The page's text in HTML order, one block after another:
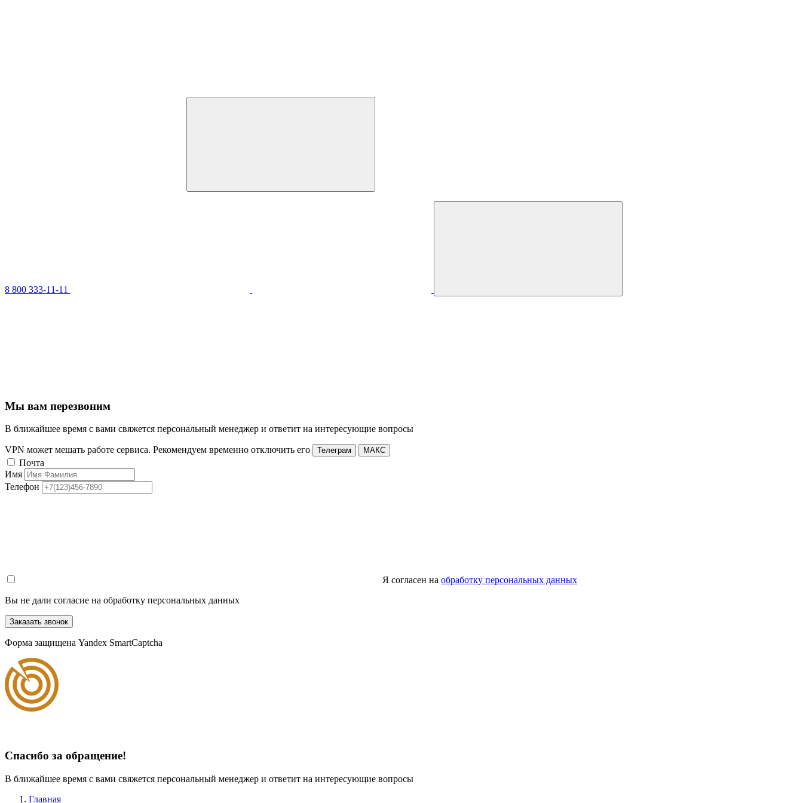
8 800 333-11-11
Мы вам перезвоним
В ближайшее время с вами свяжется персональный менеджер и ответит на интересующие вопросы
VPN может мешать работе сервиса. Рекомендуем временно отключить его Телеграм МАКС
Почта
Имя
Телефон
Я согласен на обработку персональных данных
Вы не дали согласие на обработку персональных данных
Заказать звонок
Форма защищена Yandex SmartCaptcha
Спасибо за обращение!
В ближайшее время с вами свяжется персональный менеджер и ответит на интересующие вопросы
Главная